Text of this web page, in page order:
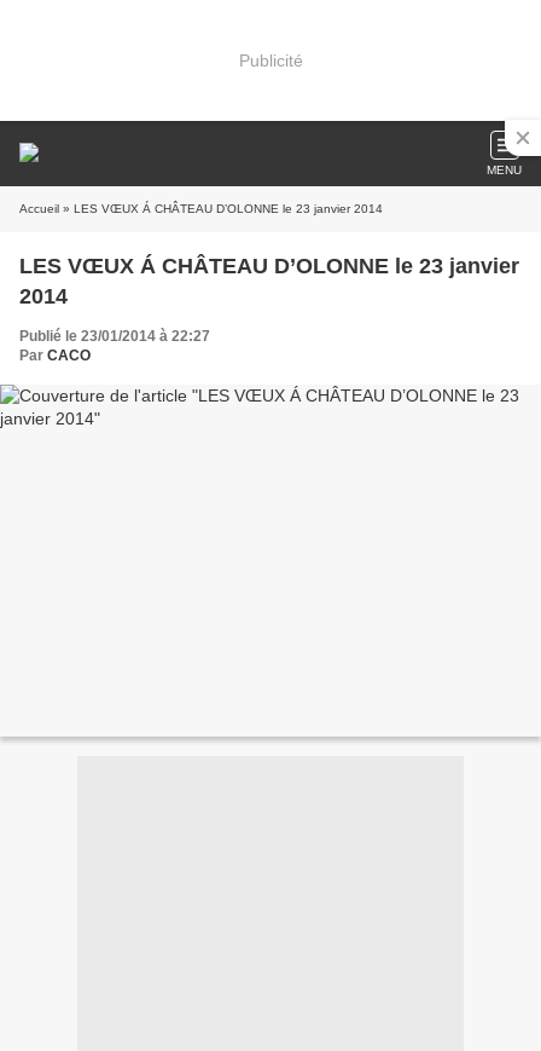
Publicité
MENU
Accueil » LES VŒUX Á CHÂTEAU D’OLONNE le 23 janvier 2014
LES VŒUX Á CHÂTEAU D’OLONNE le 23 janvier
2014
Publié le 23/01/2014 à 22:27
Par CACO